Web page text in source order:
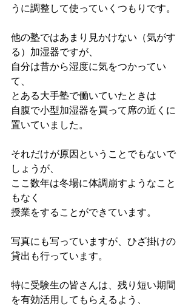
うに調整して使っていくつもりです。
他の塾ではあまり見かけない（気がす
る）加湿器ですが、
自分は昔から湿度に気をつかってい
て、
とある大手塾で働いていたときは
自腹で小型加湿器を買って席の近くに
置いていました。
それだけが原因ということでもないで
しょうが、
ここ数年は冬場に体調崩すようなこと
もなく
授業をすることができています。
写真にも写っていますが、ひざ掛けの
貸出も行っています。
特に受験生の皆さんは、残り短い期間
を有効活用してもらえるよう、